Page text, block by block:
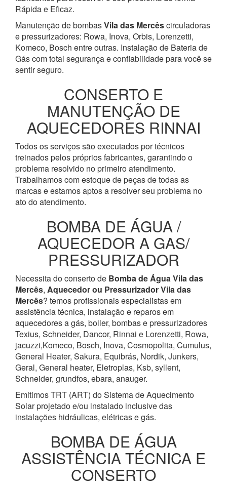
Rápida e Eficaz.
Manutenção de bombasVila das Mercêscirculadoras
e pressurizadores: Rowa, Inova, Orbis, Lorenzetti,
Komeco, Bosch entre outras. Instalação de Bateria de
Gás com total segurança e confiabilidade para você se
sentir seguro.
CONSERTO E
MANUTENÇÃO DE
AQUECEDORES RINNAI
Todos os serviços são executados por técnicos
treinados pelos próprios fabricantes, garantindo o
problema resolvido no primeiro atendimento.
Trabalhamos com estoque de peças de todas as
marcas e estamos aptos a resolver seu problema no
ato do atendimento.
BOMBA DE ÁGUA /
AQUECEDOR A GAS/
PRESSURIZADOR
Necessita do conserto de Bomba de ÁguaVila das
Mercês, Aquecedor ou PressurizadorVila das
Mercês? temos profissionais especialistas em
assistência técnica, instalação e reparos em
aquecedores a gás, boiler, bombas e pressurizadores
Texius, Schneider, Dancor, Rinnai e Lorenzetti, Rowa,
jacuzzi,Komeco, Bosch, Inova, Cosmopolita, Cumulus,
General Heater, Sakura, Equibrás, Nordik, Junkers,
Geral, General heater, Eletroplas, Ksb, syllent,
Schneider, grundfos, ebara, anauger.
Emitimos TRT (ART) do Sistema de Aquecimento
Solar projetado e/ou instalado inclusive das
instalações hidráulicas, elétricas e gás.
BOMBA DE ÁGUA
ASSISTÊNCIA TÉCNICA E
CONSERTO